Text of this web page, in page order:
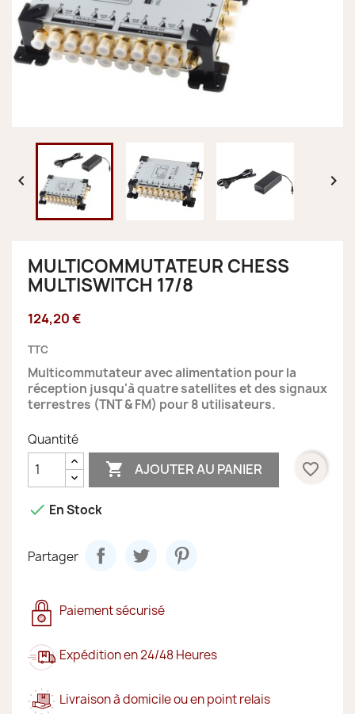
 
MULTICOMMUTATEUR CHESS
MULTISWITCH 17/8
124,20 €
TTC
Multicommutateur avec alimentation pour la
réception jusqu'à quatre satellites et des signaux
terrestres (TNT & FM) pour 8 utilisateurs.
Quantité
 AJOUTER AU PANIER favorite_border
 En Stock
Partager
Paiement sécurisé
Expédition en 24/48 Heures
Livraison à domicile ou en point relais